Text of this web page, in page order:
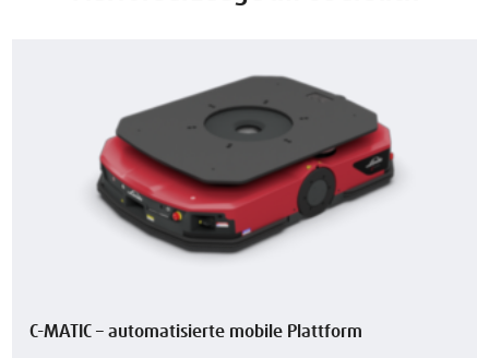
C-MATIC – automatisierte mobile Plattform